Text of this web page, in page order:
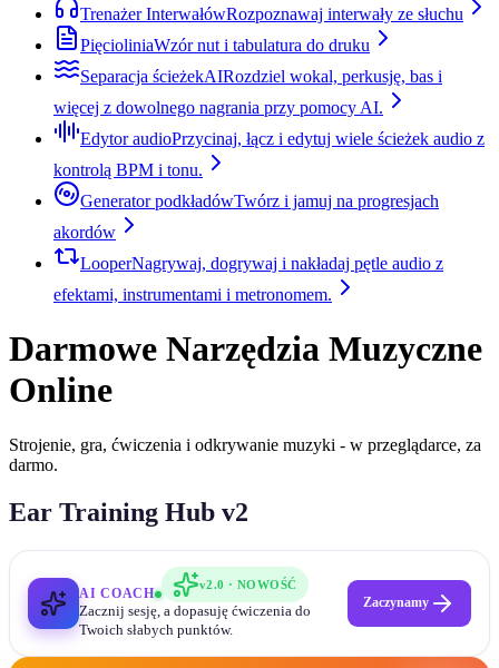
Trenażer InterwałówRozpoznawaj interwały ze słuchu
PięcioliniaWzór nut i tabulatura do druku
Separacja ścieżekAIRozdziel wokal, perkusję, bas i
więcej z dowolnego nagrania przy pomocy AI.
Edytor audioPrzycinaj, łącz i edytuj wiele ścieżek audio z
kontrolą BPM i tonu.
Generator podkładówTwórz i jamuj na progresjach
akordów
LooperNagrywaj, dogrywaj i nakładaj pętle audio z
efektami, instrumentami i metronomem.
Darmowe Narzędzia Muzyczne
Online
Strojenie, gra, ćwiczenia i odkrywanie muzyki - w przeglądarce, za
darmo.
Ear Training Hub v2
AI COACH
v2.0 · NOWOŚĆ
Zacznij sesję, a dopasuję ćwiczenia do
Twoich słabych punktów.
Zaczynamy